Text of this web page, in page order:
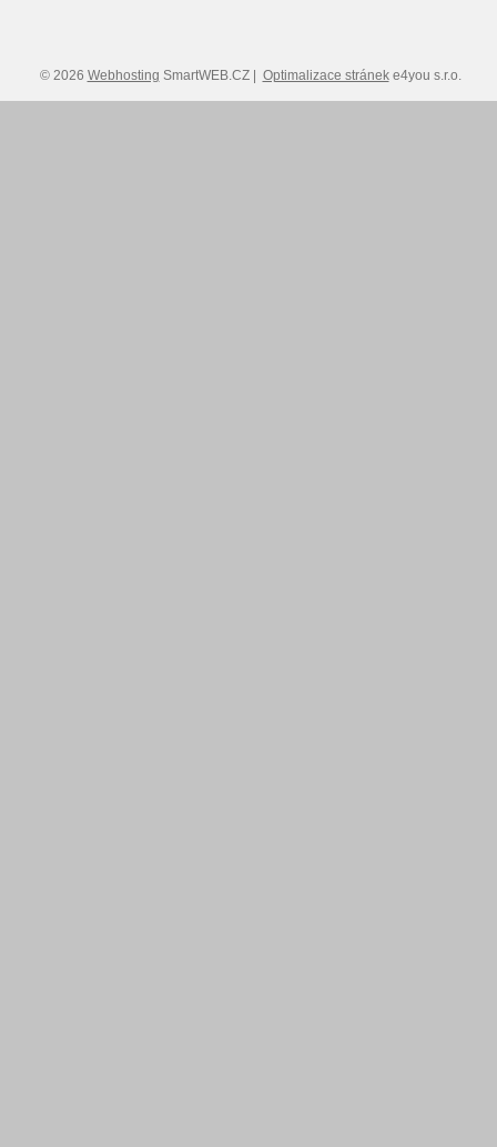
© 2026 Webhosting SmartWEB.CZ | Optimalizace stráneke4you s.r.o.